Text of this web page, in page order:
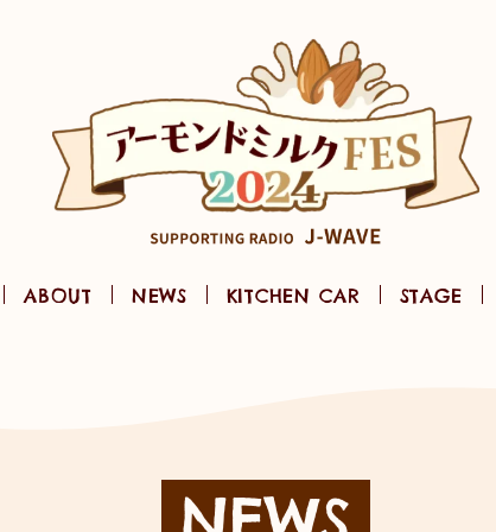
ABOUT NEWS KITCHEN CAR STAGE